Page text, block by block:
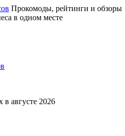
Прокомоды, рейтинги и обзоры
в одном месте
августе 2026